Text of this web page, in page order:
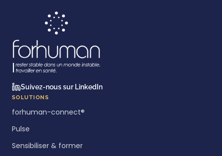
Suivez-nous sur LinkedIn
SOLUTIONS
forhuman-connect®
Pulse
Sensibiliser & former